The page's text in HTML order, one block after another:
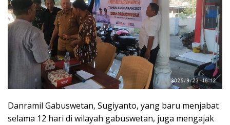
Danramil Gabuswetan, Sugiyanto, yang baru menjabat
selama 12 hari di wilayah gabuswetan, juga mengajak